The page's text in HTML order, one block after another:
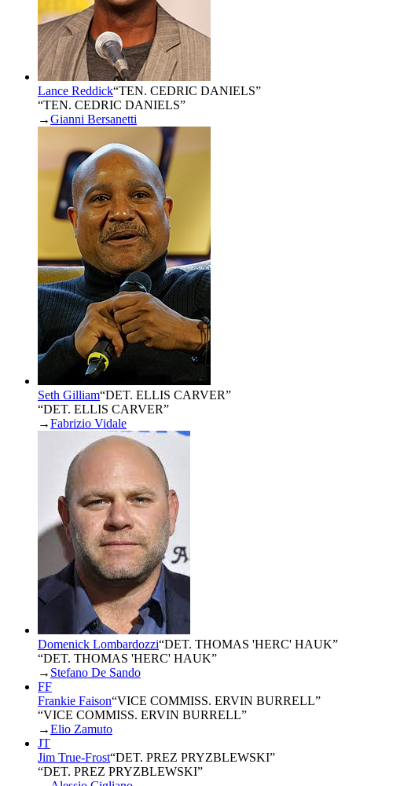
Lance Reddick“TEN. CEDRIC DANIELS”
“TEN. CEDRIC DANIELS”
→Gianni Bersanetti
Seth Gilliam“DET. ELLIS CARVER”
“DET. ELLIS CARVER”
→Fabrizio Vidale
Domenick Lombardozzi“DET. THOMAS 'HERC' HAUK”
“DET. THOMAS 'HERC' HAUK”
→ Stefano De Sando
FF
Frankie Faison“VICE COMMISS. ERVIN BURRELL”
“VICE COMMISS. ERVIN BURRELL”
→Elio Zamuto
JT
Jim True-Frost“DET. PREZ PRYZBLEWSKI”
“DET. PREZ PRYZBLEWSKI”